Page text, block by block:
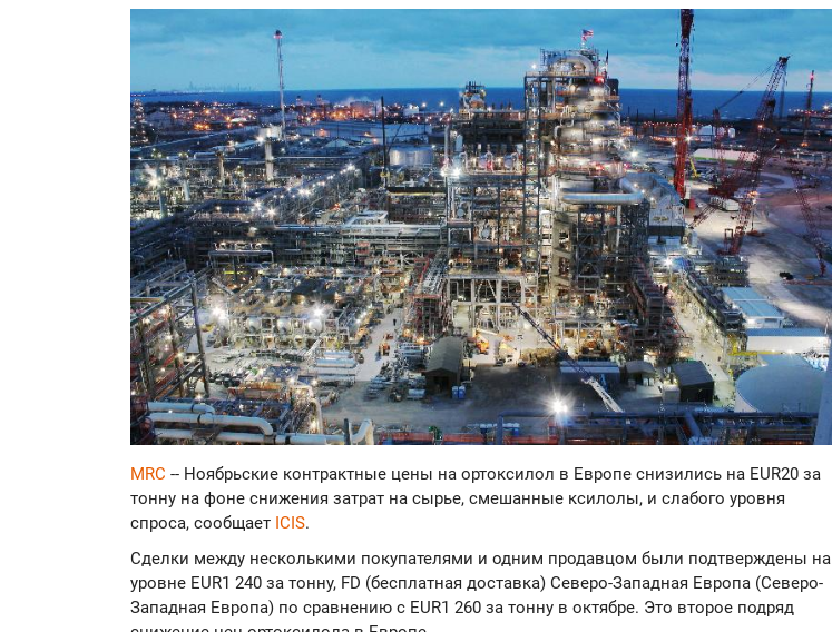
MRC -- Ноябрьские контрактные цены на ортоксилол в Европе снизились на EUR20 за
тонну на фоне снижения затрат на сырье, смешанные ксилолы, и слабого уровня
спроса, сообщает ICIS.
Сделки между несколькими покупателями и одним продавцом были подтверждены на
уровне EUR1 240 за тонну, FD (бесплатная доставка) Северо-Западная Европа (Северо-
Западная Европа) по сравнению с EUR1 260 за тонну в октябре. Это второе подряд